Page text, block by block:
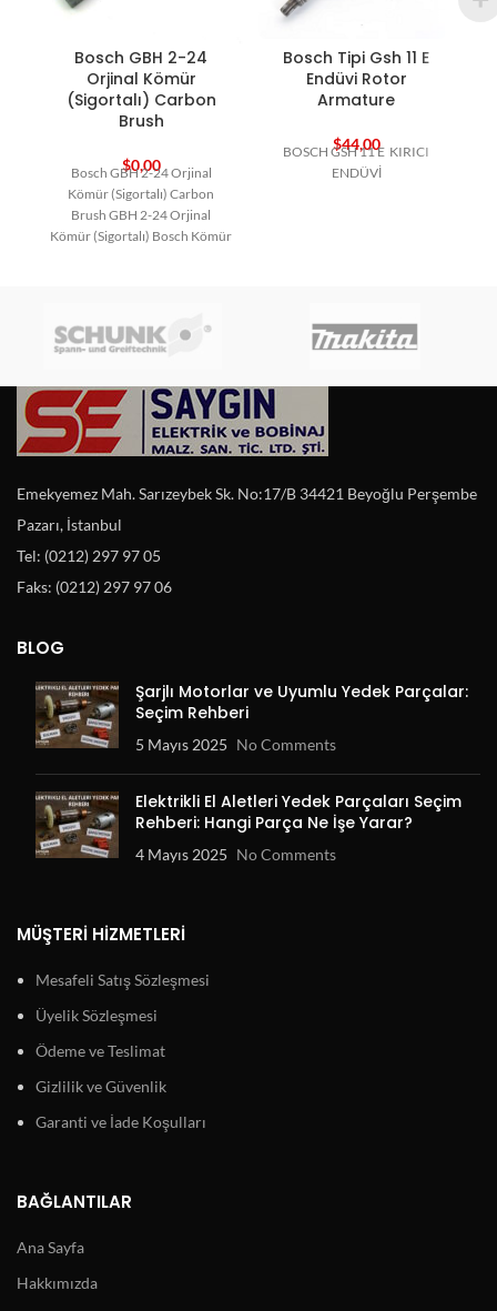
Bosch GBH 2-24
Orjinal Kömür
(Sigortalı) Carbon
Brush
$0,00
Bosch GBH 2-24 Orjinal
Kömür (Sigortalı) Carbon
Brush GBH 2-24 Orjinal
Kömür (Sigortalı) Bosch Kömür
Bosch Tipi Gsh 11 E
Endüvi Rotor
Armature
$44,00
BOSCH GSH 11 E KIRICI
ENDÜVİ
Emekyemez Mah. Sarızeybek Sk. No:17/B 34421 Beyoğlu Perşembe
Pazarı, İstanbul
Tel: (0212) 297 97 05
Faks: (0212) 297 97 06
BLOG
Şarjlı Motorlar ve Uyumlu Yedek Parçalar:
Seçim Rehberi
5 Mayıs 2025 No Comments
Elektrikli El Aletleri Yedek Parçaları Seçim
Rehberi: Hangi Parça Ne İşe Yarar?
4 Mayıs 2025 No Comments
MÜŞTERI HIZMETLERI
Mesafeli Satış Sözleşmesi
Üyelik Sözleşmesi
Ödeme ve Teslimat
Gizlilik ve Güvenlik
Garanti ve İade Koşulları
BAĞLANTILAR
Ana Sayfa
Hakkımızda